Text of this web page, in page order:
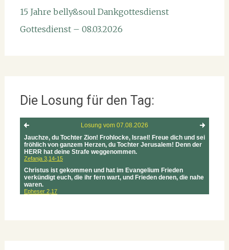
15 Jahre belly&soul Dankgottesdienst
Gottesdienst – 08.03.2026
Die Losung für den Tag: